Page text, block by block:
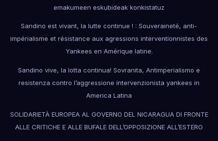
emakumeen eskubideak konkistatuz
Sandino est vivant, la lutte continue ! : Souveraineté, anti-
impérialisme et résistance aux agressions interventionnistes des
Yankees en Amérique latine.
Sandino vive, la lotta continua! Sovranita, Antimperialismo e
resistenza contro l’aggressione intervenzionista yankees in
America Latina
SOLIDARIETÀ EUROPEA AL GOVERNO DEL NICARAGUA DI FRONTE
ALLE CRITICHE E ALLE BUFALE DELL’OPPOSIZIONE ALL’ESTERO